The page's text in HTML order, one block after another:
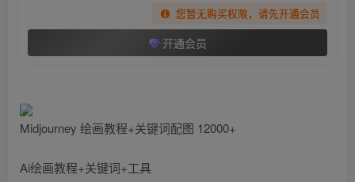
您暂无购买权限，请先开通会员
开通会员
Midjourney 绘画教程+关键词配图 12000+
Ai绘画教程+关键词+工具